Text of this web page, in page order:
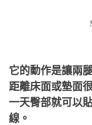
它的動作是讓兩
距離床面或墊面
一天臀部就可以
線。